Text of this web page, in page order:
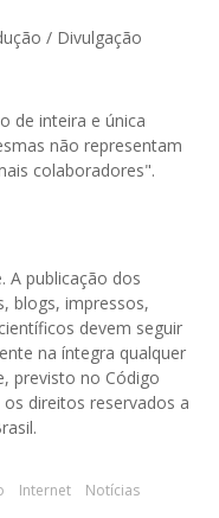
/ Divulgação
de inteira e única
não representam
colaboradores".
A publicação dos
blogs, impressos,
devem seguir
na íntegra qualquer
previsto no Código
direitos reservados a
Internet
Notícias